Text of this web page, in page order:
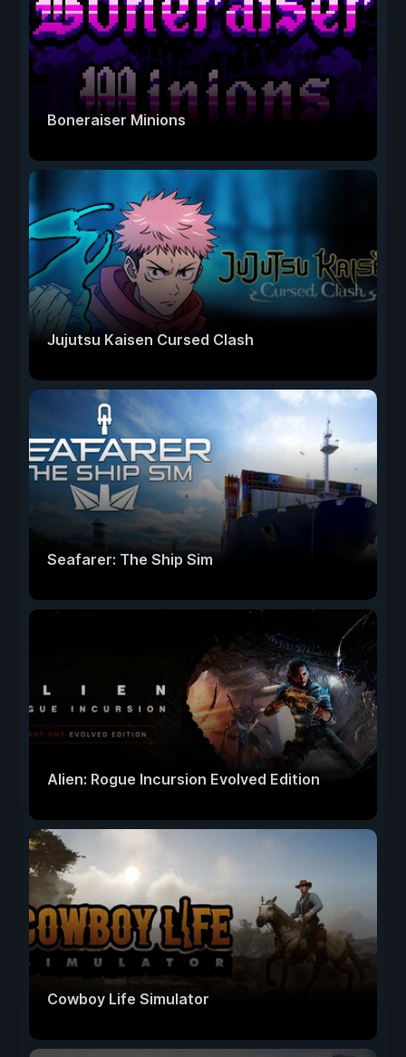
Boneraiser Minions
Jujutsu Kaisen Cursed Clash
Seafarer: The Ship Sim
Alien: Rogue Incursion Evolved Edition
Cowboy Life Simulator